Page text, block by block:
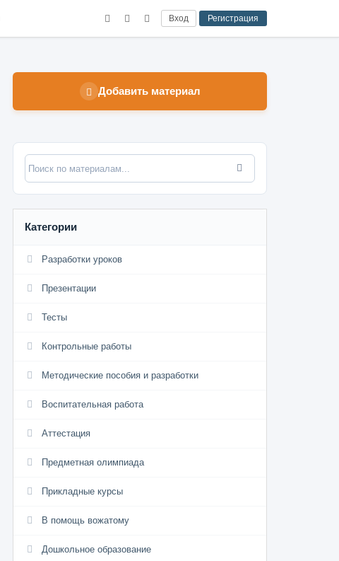
Вход Регистрация
Добавить материал
Категории
Разработки уроков
Презентации
Тесты
Контрольные работы
Методические пособия и разработки
Воспитательная работа
Аттестация
Предметная олимпиада
Прикладные курсы
В помощь вожатому
Дошкольное образование